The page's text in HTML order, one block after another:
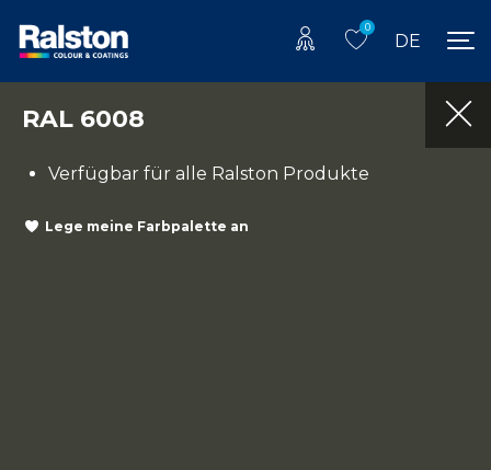
0
DE
RAL 6008
Verfügbar für alle Ralston Produkte
Lege meine Farbpalette an